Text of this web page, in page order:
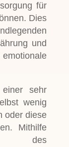
für
Dies
und
sehr
wenig
oder diese
Mithilfe
des